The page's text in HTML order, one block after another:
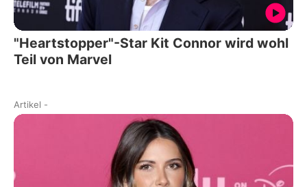
"Heartstopper"-Star Kit Connor wird wohl
Teil von Marvel
Artikel -